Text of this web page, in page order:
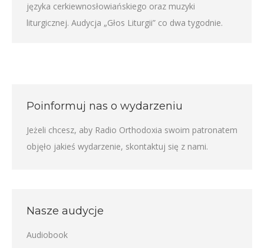
języka cerkiewnosłowiańskiego oraz muzyki
liturgicznej. Audycja „Głos Liturgii” co dwa tygodnie.
Poinformuj nas o wydarzeniu
Jeżeli chcesz, aby Radio Orthodoxia swoim patronatem
objęło jakieś wydarzenie, skontaktuj się z nami.
Nasze audycje
Audiobook